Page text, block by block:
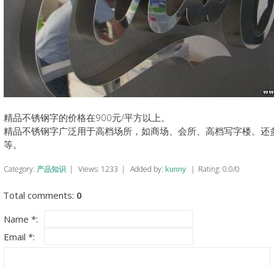
精品不锈钢字的价格在900元/平方以上。
精品不锈钢字广泛用于高档场所，如商场、会所、高档写字楼。还
等。
Category: 产品知识 | Views: 1233 | Added by: kunny | Rating: 0.0/0
Total comments: 0
Name *:
Email *: